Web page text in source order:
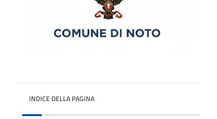
INDICE DELLA PAGINA